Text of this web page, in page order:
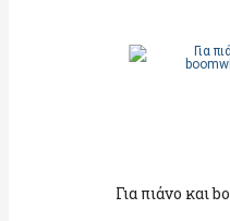
Για πιάνο και